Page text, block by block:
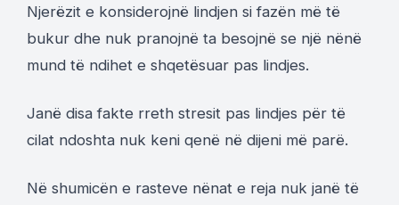
Njerëzit e konsiderojnë lindjen si fazën më të
bukur dhe nuk pranojnë ta besojnë se një nënë
mund të ndihet e shqetësuar pas lindjes.
Janë disa fakte rreth stresit pas lindjes për të
cilat ndoshta nuk keni qenë në dijeni më parë.
Në shumicën e rasteve nënat e reja nuk janë të